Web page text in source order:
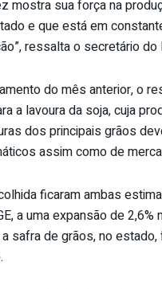
mostra sua força na
e que está em
ressalta o secretário do
do mês anterior, o
a lavoura da soja, cuja
dos principais grãos
assim como de
ficaram ambas
a uma expansão de
safra de grãos, no